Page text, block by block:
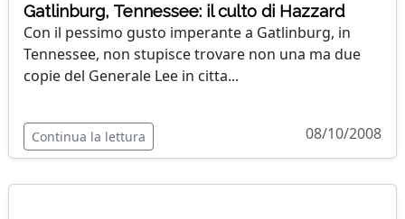
Gatlinburg, Tennessee: il culto di Hazzard
Con il pessimo gusto imperante a Gatlinburg, in
Tennessee, non stupisce trovare non una ma due
copie del Generale Lee in citta...
Continua la lettura 08/10/2008